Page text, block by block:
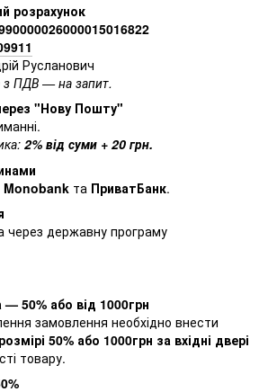
розрахунок
Русланович
ПДВ — на запит.
"Нову Пошту"
2% від суми + 20 грн.
Monobank та ПриватБанк.
державну програму
50% або від 1000грн
замовлення необхідно внести
50% або 1000грн за вхідні двері
товару.